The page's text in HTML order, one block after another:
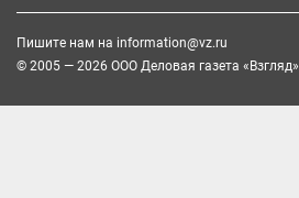
Пишите нам на information@vz.ru
© 2005 — 2026 ООО Деловая газета «Взгляд»